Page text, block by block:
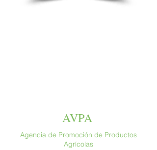
AVPA
Agencia de Promoción de Productos
Agrícolas